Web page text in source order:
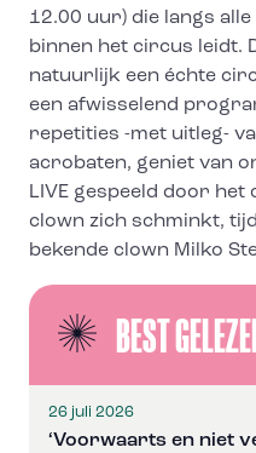
12.00 uur) die langs
binnen het circus leidt.
natuurlijk een échte
een afwisselend
repetities -met uitleg-
acrobaten, geniet van
LIVE gespeeld door
clown zich schminkt,
bekende clown Milko
BEST
26 juli 2026
‘Voorwaarts en niet